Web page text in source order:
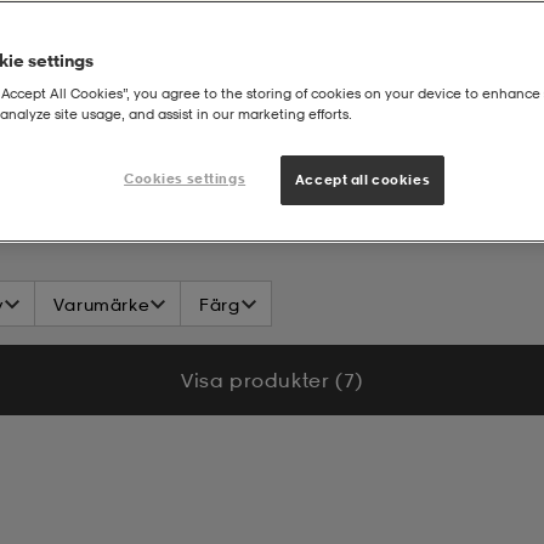
Varumärke Färg
Visa produkter (7)
settings
All Cookies”, you agree to the storing of cookies on your device to enhance
site usage, and assist in our marketing efforts.
Cookies settings Accept all cookies